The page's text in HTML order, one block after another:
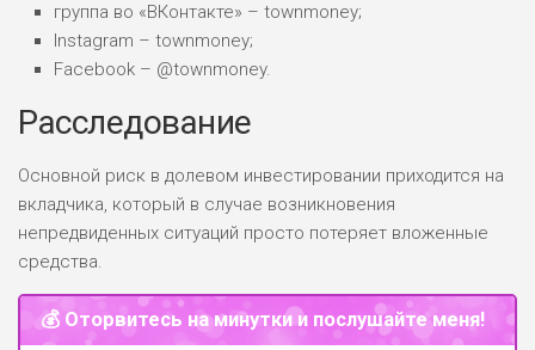
группа во «ВКонтакте» – townmoney;
Instagram – townmoney;
Facebook – @townmoney.
Расследование
Основной риск в долевом инвестировании приходится на
вкладчика, который в случае возникновения
непредвиденных ситуаций просто потеряет вложенные
средства.
💰 Оторвитесь на минутки и послушайте меня!